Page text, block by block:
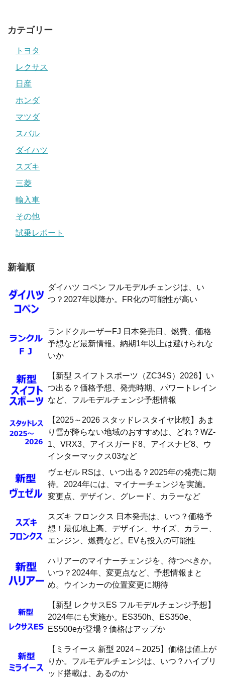
カテゴリー
トヨタ
レクサス
日産
ホンダ
マツダ
スバル
ダイハツ
スズキ
三菱
輸入車
その他
試乗レポート
新着順
ダイハツ コペン フルモデルチェンジは、い
つ？2027年以降か。FR化の可能性が高い
ランドクルーザーFJ 日本発売日、燃費、価格
予想など最新情報。納期1年以上は避けられな
いか
【新型 スイフトスポーツ（ZC34S）2026】い
つ出る？価格予想、発売時期、パワートレイン
など、フルモデルチェンジ予想情報
【2025～2026 スタッドレスタイヤ比較】あま
り雪が降らない地域のおすすめは、どれ？WZ-
1、VRX3、アイスガード8、アイスナビ8、ウ
インターマックス03など
ヴェゼル RSは、いつ出る？2025年の発売に期
待。2024年には、マイナーチェンジを実施。
変更点、デザイン、グレード、カラーなど
スズキ フロンクス 日本発売は、いつ？価格予
想！最低地上高、デザイン、サイズ、カラー、
エンジン、燃費など。EVも投入の可能性
ハリアーのマイナーチェンジを、待つべきか。
いつ？2024年、変更点など、予想情報まと
め。ウインカーの位置変更に期待
【新型 レクサスES フルモデルチェンジ予想】
2024年にも実施か。ES350h、ES350e、
ES500eが登場？価格はアップか
【ミライース 新型 2024～2025】価格は値上が
りか。フルモデルチェンジは、いつ？ハイブリ
ッド搭載は、あるのか